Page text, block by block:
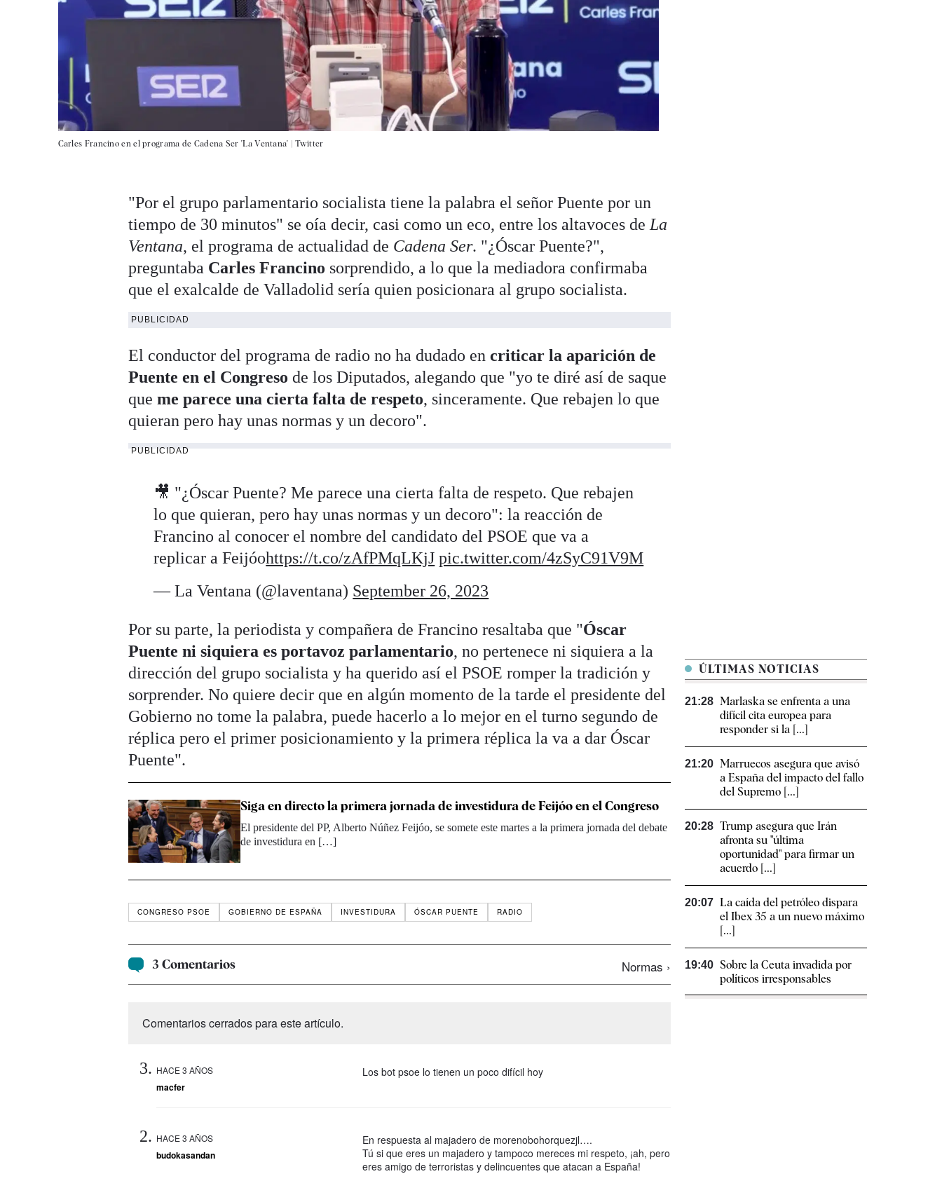
Carles Francino en el programa de Cadena Ser 'La Ventana' | Twitter
"Por el grupo parlamentario socialista tiene la palabra el señor Puente por un
tiempo de 30 minutos" se oía decir, casi como un eco, entre los altavoces de La
Ventana, el programa de actualidad de Cadena Ser. "¿Óscar Puente?",
preguntaba Carles Francino sorprendido, a lo que la mediadora confirmaba
que el exalcalde de Valladolid sería quien posicionara al grupo socialista.
PUBLICIDAD
El conductor del programa de radio no ha dudado en criticar la aparición de
Puente en el Congreso de los Diputados, alegando que "yo te diré así de saque
queme parece una cierta falta de respeto, sinceramente. Que rebajen lo que
quieran pero hay unas normas y un decoro".
PUBLICIDAD
🎥 "¿Óscar Puente? Me parece una cierta falta de respeto. Que rebajen
lo que quieran, pero hay unas normas y un decoro": la reacción de
Francino al conocer el nombre del candidato del PSOE que va a
replicar a Feijóohttps://t.co/zAfPMqLKjJ pic.twitter.com/4zSyC91V9M
— La Ventana (@laventana) September 26, 2023
Por su parte, la periodista y compañera de Francino resaltaba que "Óscar
Puente ni siquiera es portavoz parlamentario, no pertenece ni siquiera a la
dirección del grupo socialista y ha querido así el PSOE romper la tradición y
sorprender. No quiere decir que en algún momento de la tarde el presidente del
Gobierno no tome la palabra, puede hacerlo a lo mejor en el turno segundo de
réplica pero el primer posicionamiento y la primera réplica la va a dar Óscar
Puente".
Siga en directo la primera jornada de investidura de Feijóo en el Congreso
El presidente del PP, Alberto Núñez Feijóo, se somete este martes a la primera jornada del debate
de investidura en […]
CONGRESO PSOE GOBIERNO DE ESPAÑA INVESTIDURA ÓSCAR PUENTE RADIO
3 Comentarios Normas ›
Comentarios cerrados para este artículo.
HACE 3 AÑOS
macfer
Los bot psoe lo tienen un poco difícil hoy
HACE 3 AÑOS
budokasandan
En respuesta al majadero de morenobohorquezjl….
Tú si que eres un majadero y tampoco mereces mi respeto, ¡ah, pero
eres amigo de terroristas y delincuentes que atacan a España!
ÚLTIMAS NOTICIAS
21:28 Marlaska se enfrenta a una
difícil cita europea para
responder si la [...]
21:20 Marruecos asegura que avisó
a España del impacto del fallo
del Supremo [...]
20:28 Trump asegura que Irán
afronta su "última
oportunidad" para firmar un
acuerdo [...]
20:07 La caída del petróleo dispara
el Ibex 35 a un nuevo máximo
[...]
19:40 Sobre la Ceuta invadida por
políticos irresponsables